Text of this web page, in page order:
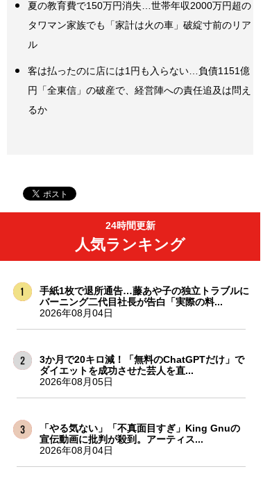
夏の教育費で150万円消失…世帯年収2000万円超の
タワマン家族でも「家計は火の車」破綻寸前のリア
ル
客は払ったのに店には1円も入らない…負債1151億
円「全東信」の破産で、経営陣への責任追及は問え
るか
24時間更新
人気ランキング
手紙1枚で退所通告…藤あや子の独立トラブルに
バーニング二代目社長が告白「実際の料...
2026年08月04日
3か月で20キロ減！「無料のChatGPTだけ」で
ダイエットを成功させた芸人を直...
2026年08月05日
「やる気ない」「不真面目すぎ」King Gnuの
宣伝動画に批判が殺到。アーティス...
2026年08月04日